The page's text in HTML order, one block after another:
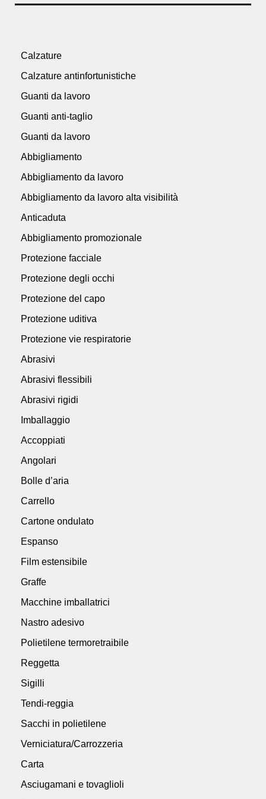
Calzature
Calzature antinfortunistiche
Guanti da lavoro
Guanti anti-taglio
Guanti da lavoro
Abbigliamento
Abbigliamento da lavoro
Abbigliamento da lavoro alta visibilità
Anticaduta
Abbigliamento promozionale
Protezione facciale
Protezione degli occhi
Protezione del capo
Protezione uditiva
Protezione vie respiratorie
Abrasivi
Abrasivi flessibili
Abrasivi rigidi
Imballaggio
Accoppiati
Angolari
Bolle d’aria
Carrello
Cartone ondulato
Espanso
Film estensibile
Graffe
Macchine imballatrici
Nastro adesivo
Polietilene termoretraibile
Reggetta
Sigilli
Tendi-reggia
Sacchi in polietilene
Verniciatura/Carrozzeria
Carta
Asciugamani e tovaglioli